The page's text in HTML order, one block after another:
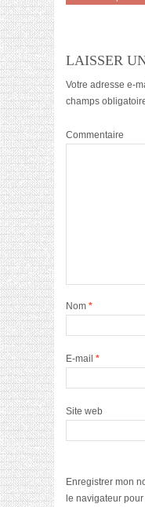
LAISSER
Votre adresse e-
champs
Commentaire
Nom *
E-mail *
Site web
Enregistrer mon
le navigateur